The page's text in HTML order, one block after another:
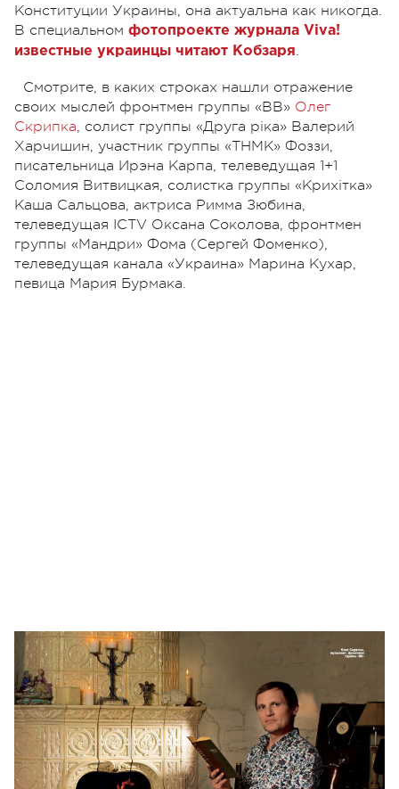
Конституции Украины, она актуальна как никогда.
В специальном фотопроекте журнала Viva!
известные украинцы читают Кобзаря.
Смотрите, в каких строках нашли отражение
своих мыслей фронтмен группы «ВВ» Олег
Скрипка, солист группы «Друга ріка» Валерий
Харчишин, участник группы «ТНМК» Фоззи,
писательница Ирэна Карпа, телеведущая 1+1
Соломия Витвицкая, солистка группы «Крихітка»
Каша Сальцова, актриса Римма Зюбина,
телеведущая ICTV Оксана Соколова, фронтмен
группы «Мандри» Фома (Сергей Фоменко),
телеведущая канала «Украина» Марина Кухар,
певица Мария Бурмака.